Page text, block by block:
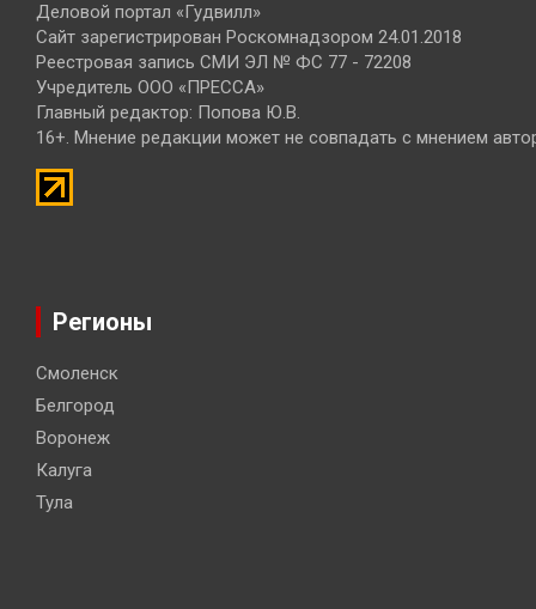
Деловой портал «Гудвилл»
Сайт зарегистрирован Роскомнадзором 24.01.2018
Реестровая запись СМИ ЭЛ № ФС 77 - 72208
Учредитель ООО «ПРЕССА»
Главный редактор: Попова Ю.В.
16+. Мнение редакции может не совпадать с мнением
Регионы
Смоленск
Белгород
Воронеж
Калуга
Тула